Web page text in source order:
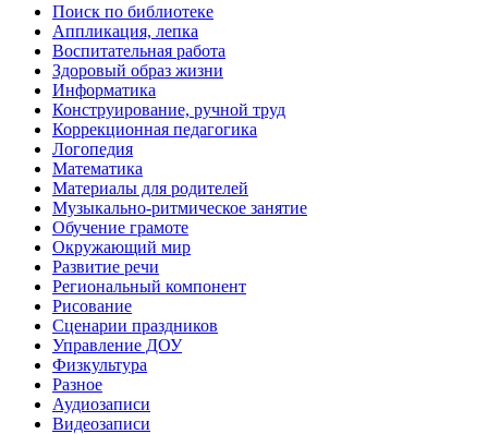
Поиск по библиотеке
Аппликация, лепка
Воспитательная работа
Здоровый образ жизни
Информатика
Конструирование, ручной труд
Коррекционная педагогика
Логопедия
Математика
Материалы для родителей
Музыкально-ритмическое занятие
Обучение грамоте
Окружающий мир
Развитие речи
Региональный компонент
Рисование
Сценарии праздников
Управление ДОУ
Физкультура
Разное
Аудиозаписи
Видеозаписи